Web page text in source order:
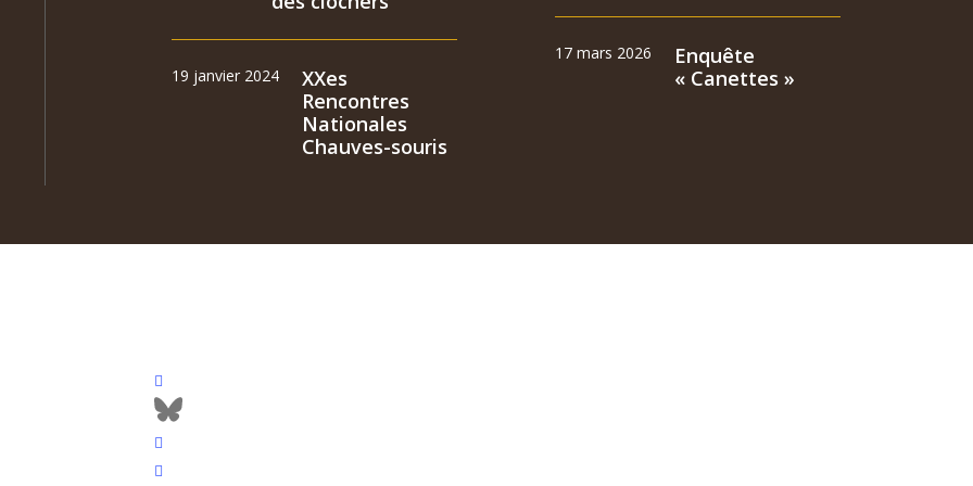
19 janvier 2024
XXes
Rencontres
Nationales
Chauves-souris
17 mars 2026
Enquête
« Canettes »
facebook
bluesky
vimeo
RSS